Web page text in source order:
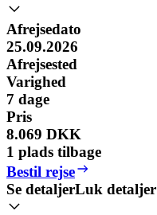
Afrejsedato
25.09.2026
Afrejsested
Varighed
7 dage
Pris
8.069 DKK
1 plads tilbage
Bestil rejse
Se detaljerLuk detaljer